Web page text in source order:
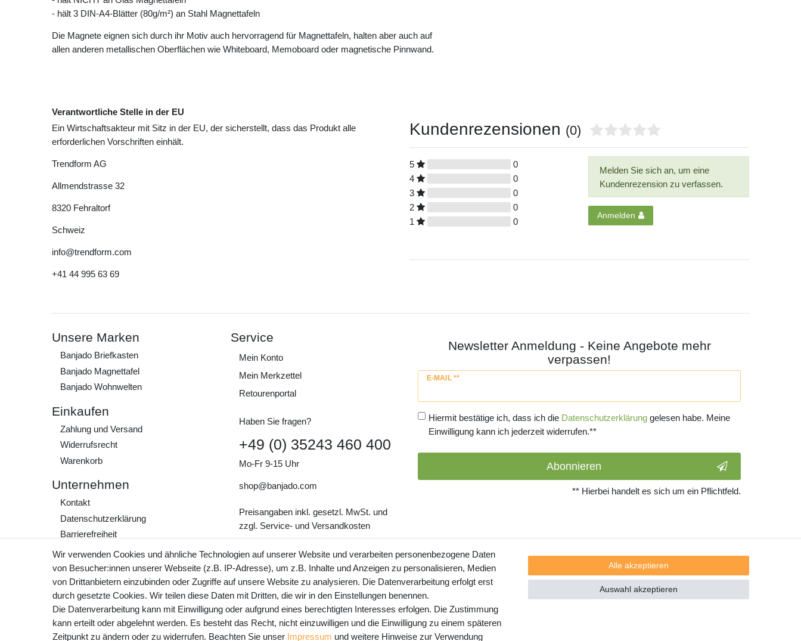
- hält 3 DIN-A4-Blätter (80g/m²) an Stahl Magnettafeln
Die Magnete eignen sich durch ihr Motiv auch hervorragend für Magnettafeln, halten aber auch auf
allen anderen metallischen Oberflächen wie Whiteboard, Memoboard oder magnetische Pinnwand.
Verantwortliche Stelle in der EU
Ein Wirtschaftsakteur mit Sitz in der EU, der sicherstellt, dass das Produkt alle
erforderlichen Vorschriften einhält.
Trendform AG
Allmendstrasse 32
8320 Fehraltorf
Schweiz
info@trendform.com
+41 44 995 63 69
Kundenrezensionen (0)
5
0
4
0
3
0
2
0
1
0
Melden Sie sich an, um eine
Kundenrezension zu verfassen.
Anmelden
Unsere Marken
Banjado Briefkasten
Banjado Magnettafel
Banjado Wohnwelten
Einkaufen
Zahlung und Versand
Widerrufs­recht
Warenkorb
Unternehmen
Kontakt
Daten­schutz­erklärung
Barrierefreiheit
AGB
Impressum
Werde Teil unserer
Community
Service
Mein Konto
Mein Merkzettel
Retourenportal
Haben Sie fragen?
+49 (0) 35243 460 400
Mo-Fr 9-15 Uhr
shop@banjado.com
Preisangaben inkl. gesetzl. MwSt. und
zzgl. Service- und Versandkosten
Newsletter Anmeldung - Keine Angebote mehr
verpassen!
E-MAIL **
Newsletter
Hiermit bestätige ich, dass ich die Daten­schutz­erklärunggelesen habe. Meine
Einwilligung kann ich jederzeit widerrufen.**
Abonnieren
** Hierbei handelt es sich um ein Pflichtfeld.
Wir verwenden Cookies und ähnliche Technologien auf unserer Website und verarbeiten personenbezogene Daten
von Besucher:innen unserer Webseite (z.B. IP-Adresse), um z.B. Inhalte und Anzeigen zu personalisieren, Medien
von Drittanbietern einzubinden oder Zugriffe auf unsere Website zu analysieren. Die Datenverarbeitung erfolgt erst
durch gesetzte Cookies. Wir teilen diese Daten mit Dritten, die wir in den Einstellungen benennen.
Die Datenverarbeitung kann mit Einwilligung oder aufgrund eines berechtigten Interesses erfolgen. Die Zustimmung
kann erteilt oder abgelehnt werden. Es besteht das Recht, nicht einzuwilligen und die Einwilligung zu einem späteren
Zeitpunkt zu ändern oder zu widerrufen. Beachten Sie unser Impressum und weitere Hinweise zur Verwendung
Alle akzeptieren
Auswahl akzeptieren